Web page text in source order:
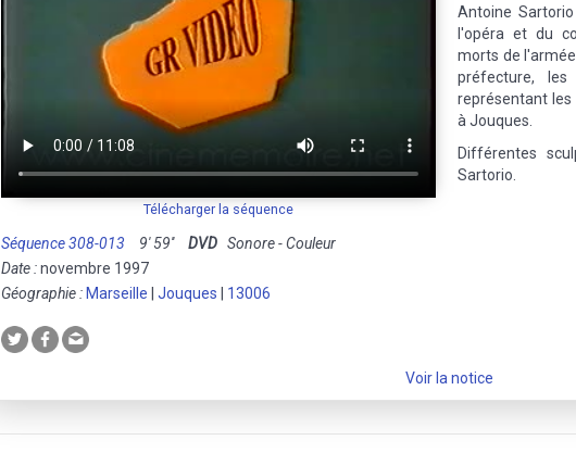
Télécharger la séquence
Antoine
l'opéra et du
morts de
préfecture,
représentant les
à Jouques.
Différentes
Sartorio.
Séquence 308-013 9' 59'' DVD Sonore - Couleur
Date :novembre 1997
Géographie : Marseille Jouques 13006
Voir la notice